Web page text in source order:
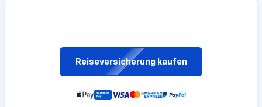
Reiseversicherung kaufen